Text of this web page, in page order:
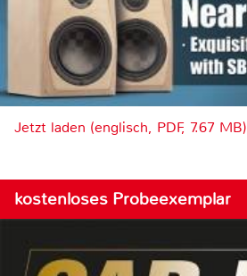
Jetzt laden (englisch, PDF, 7.67 MB)
kostenloses Probeexemplar